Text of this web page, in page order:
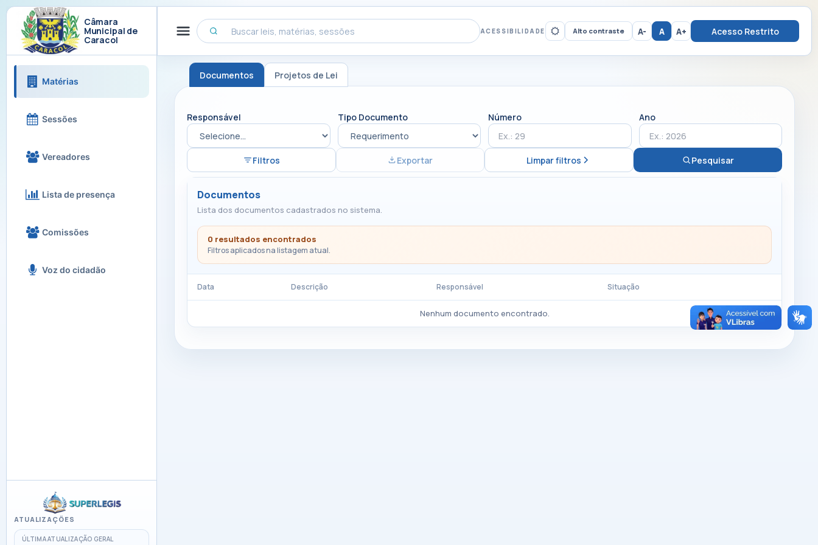
Câmara
Municipal de
Caracol
Matérias
Sessões
Vereadores
Lista de presença
Comissões
Voz do cidadão
ATUALIZAÇÕES
ÚLTIMA ATUALIZAÇÃO GERAL
ACESSIBILIDADE Alto contraste A- A A+ Acesso Restrito
Documentos Projetos de Lei
Responsável Tipo Documento Número Ano
Filtros Exportar Limpar filtros Pesquisar
Documentos
Lista dos documentos cadastrados no sistema.
0 resultados encontrados
Filtros aplicados na listagem atual.
Data Descrição Responsável Situação
Nenhum documento encontrado.